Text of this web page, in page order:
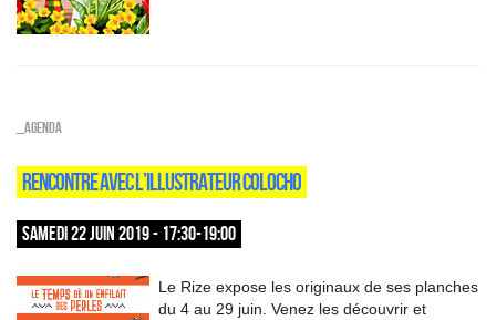
_Agenda
RENCONTRE AVEC L’ILLUSTRATEUR COLOCHO
SAMEDI 22 JUIN 2019 - 17:30-19:00
Le Rize expose les originaux de ses planches
du 4 au 29 juin. Venez les découvrir et